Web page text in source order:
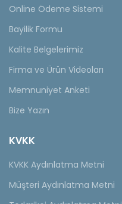
Online Ödeme Sistemi
Bayilik Formu
Kalite Belgelerimiz
Firma ve Ürün Videoları
Memnuniyet Anketi
Bize Yazın
KVKK
KVKK Aydınlatma Metni
Müşteri Aydınlatma Metni